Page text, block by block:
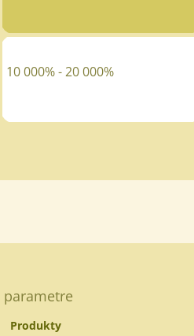
10 000% - 20 000%
Produkty